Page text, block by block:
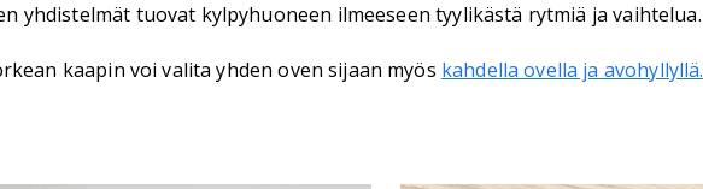
yhdistelmät tuovat kylpyhuoneen ilmeeseen tyylikästä rytmiä ja vaihtelua.
kaapin voi valita yhden oven sijaan myös kahdella ovella ja avohyllyllä.